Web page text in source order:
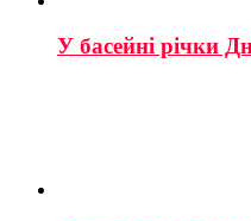
У басейні річки